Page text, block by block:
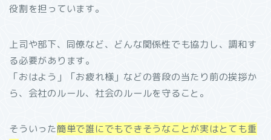
役割を担っています。
上司や部下、同僚など、どんな関係性でも協力し、調和す
る必要があります。
「おはよう」「お疲れ様」などの普段の当たり前の挨拶か
ら、会社のルール、社会のルールを守ること。
そういった簡単で誰にでもできそうなことが実はとても重